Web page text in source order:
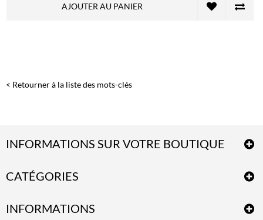
AJOUTER AU PANIER
< Retourner à la liste des mots-clés
INFORMATIONS SUR VOTRE BOUTIQUE
CATÉGORIES
INFORMATIONS